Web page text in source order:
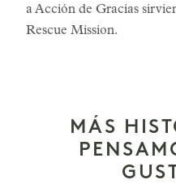
a Acción de Gracias
Rescue Mission.
MÁS